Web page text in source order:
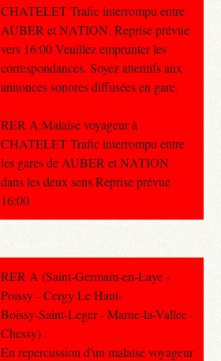
CHATELET Trafic interrompu entre
AUBER et NATION. Reprise prévue
vers 16:00 Veuillez emprunter les
correspondances. Soyez attentifs aux
annonces sonores diffusées en gare.
RER A:Malaise voyageur à
CHATELET Trafic interrompu entre
les gares de AUBER et NATION
dans les deux sens Reprise prévue
16:00
RER A (Saint-Germain-en-Laye -
Poissy - Cergy Le Haut-
Boissy-Saint-Leger - Marne-la-Vallee -
Chessy) :
En repercussion d'un malaise voyageur